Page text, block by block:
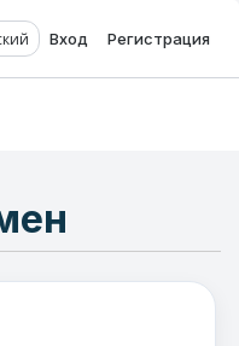
Вход Регистрация
navigation